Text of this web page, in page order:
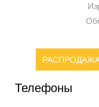
Телефоны